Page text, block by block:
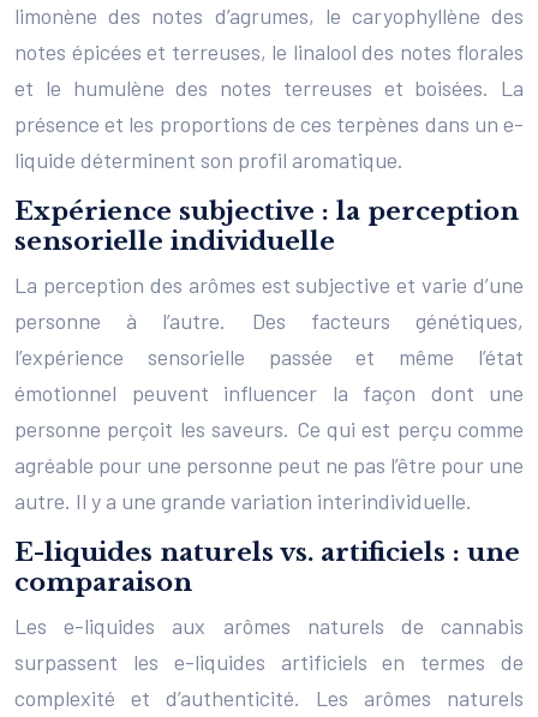
limonène des notes d’agrumes, le caryophyllène des
notes épicées et terreuses, le linalool des notes florales
et le humulène des notes terreuses et boisées. La
présence et les proportions de ces terpènes dans un e-
liquide déterminent son profil aromatique.
Expérience subjective : la perception
sensorielle individuelle
La perception des arômes est subjective et varie d’une
personne à l’autre. Des facteurs génétiques,
l’expérience sensorielle passée et même l’état
émotionnel peuvent influencer la façon dont une
personne perçoit les saveurs. Ce qui est perçu comme
agréable pour une personne peut ne pas l’être pour une
autre. Il y a une grande variation interindividuelle.
E-liquides naturels vs. artificiels : une
comparaison
Les e-liquides aux arômes naturels de cannabis
surpassent les e-liquides artificiels en termes de
complexité et d’authenticité. Les arômes naturels